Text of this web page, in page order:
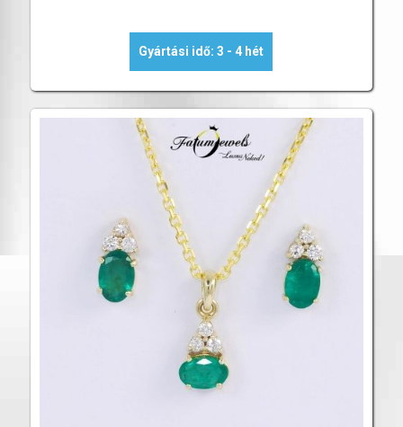
Gyártási idő: 3 - 4 hét